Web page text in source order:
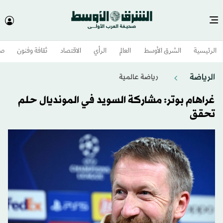
الرئيسية الشرق الأوسط​ العالم الرأي الاقتصاد ثقافة وفنون
الرياضة رياضة عالمية
غراهام بوتر: مشاركة السويد في المونديال حلم
تحقق